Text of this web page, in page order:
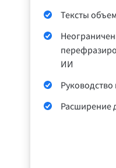
Для
Тексты
ИИ
Расширение